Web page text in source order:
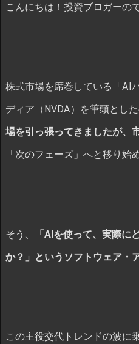
こんにちは！投資ブロガーの
株式市場を席巻している「AI
ディア（NVDA）を筆頭とし
場を引っ張ってきましたが、
「次のフェーズ」へと移り始
そう、
「AIを使って、実際に
か？」というソフトウェア・
この主役交代トレンドの波に